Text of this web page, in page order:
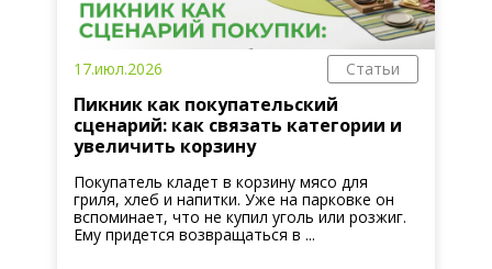
17.июл.2026 Статьи
Пикник как покупательский
сценарий: как связать категории и
увеличить корзину
Покупатель кладет в корзину мясо для
гриля, хлеб и напитки. Уже на парковке он
вспоминает, что не купил уголь или розжиг.
Ему придется возвращаться в ...